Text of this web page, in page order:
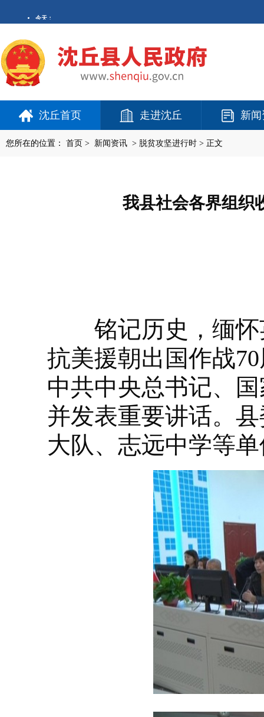
沈丘首页 走进沈丘 新
您所在的位置： 首页 > 新闻资讯 > 脱贫攻坚进行时 > 正文
我县社会各界组织
铭记历史，缅怀
抗美援朝出国作战
中共中央总书记、
并发表重要讲话。
大队、志远中学等